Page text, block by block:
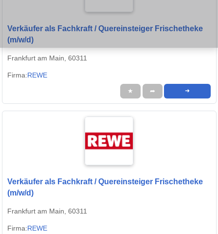
Verkäufer als Fachkraft / Quereinsteiger Frischetheke
(m/w/d)
Frankfurt am Main, 60311
Firma:REWE
★ ➦ ➜
Verkäufer als Fachkraft / Quereinsteiger Frischetheke
(m/w/d)
Frankfurt am Main, 60311
Firma:REWE